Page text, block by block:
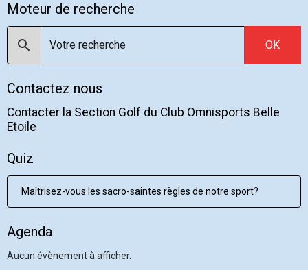
Moteur de recherche
OK
Contactez nous
Contacter la Section Golf du Club Omnisports Belle
Etoile
Quiz
Maîtrisez-vous les sacro-saintes règles de notre sport?
Agenda
Aucun évènement à afficher.